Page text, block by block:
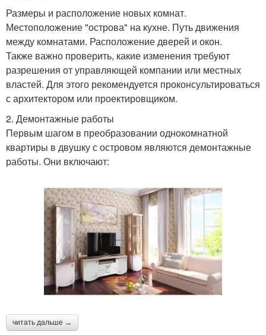
Размеры и расположение новых комнат.
Местоположение "острова" на кухне. Путь движения
между комнатами. Расположение дверей и окон.
Также важно проверить, какие изменения требуют
разрешения от управляющей компании или местных
властей. Для этого рекомендуется проконсультироваться
с архитектором или проектировщиком.
2. Демонтажные работы
Первым шагом в преобразовании однокомнатной
квартиры в двушку с островом являются демонтажные
работы. Они включают:
читать дальше →